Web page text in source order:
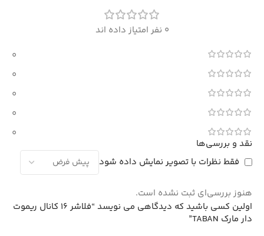
0 نفر امتیاز داده اند
0
0
0
0
0
نقد و بررسی‌ها
فقط نظرات با تصویر نمایش داده شود
هنوز بررسی‌ای ثبت نشده است.
اولین کسی باشید که دیدگاهی می نویسد “فلاشر 16 کانال ریموت
دار مارک TABAN”